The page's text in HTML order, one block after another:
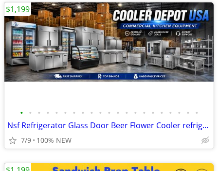
• • • • • • • • • • • • • • • • • • • • •
Nsf Refrigerator Glass Door Beer Flower Cooler refrigerators RESTAURAN
7/9 100% NEW
$1,199